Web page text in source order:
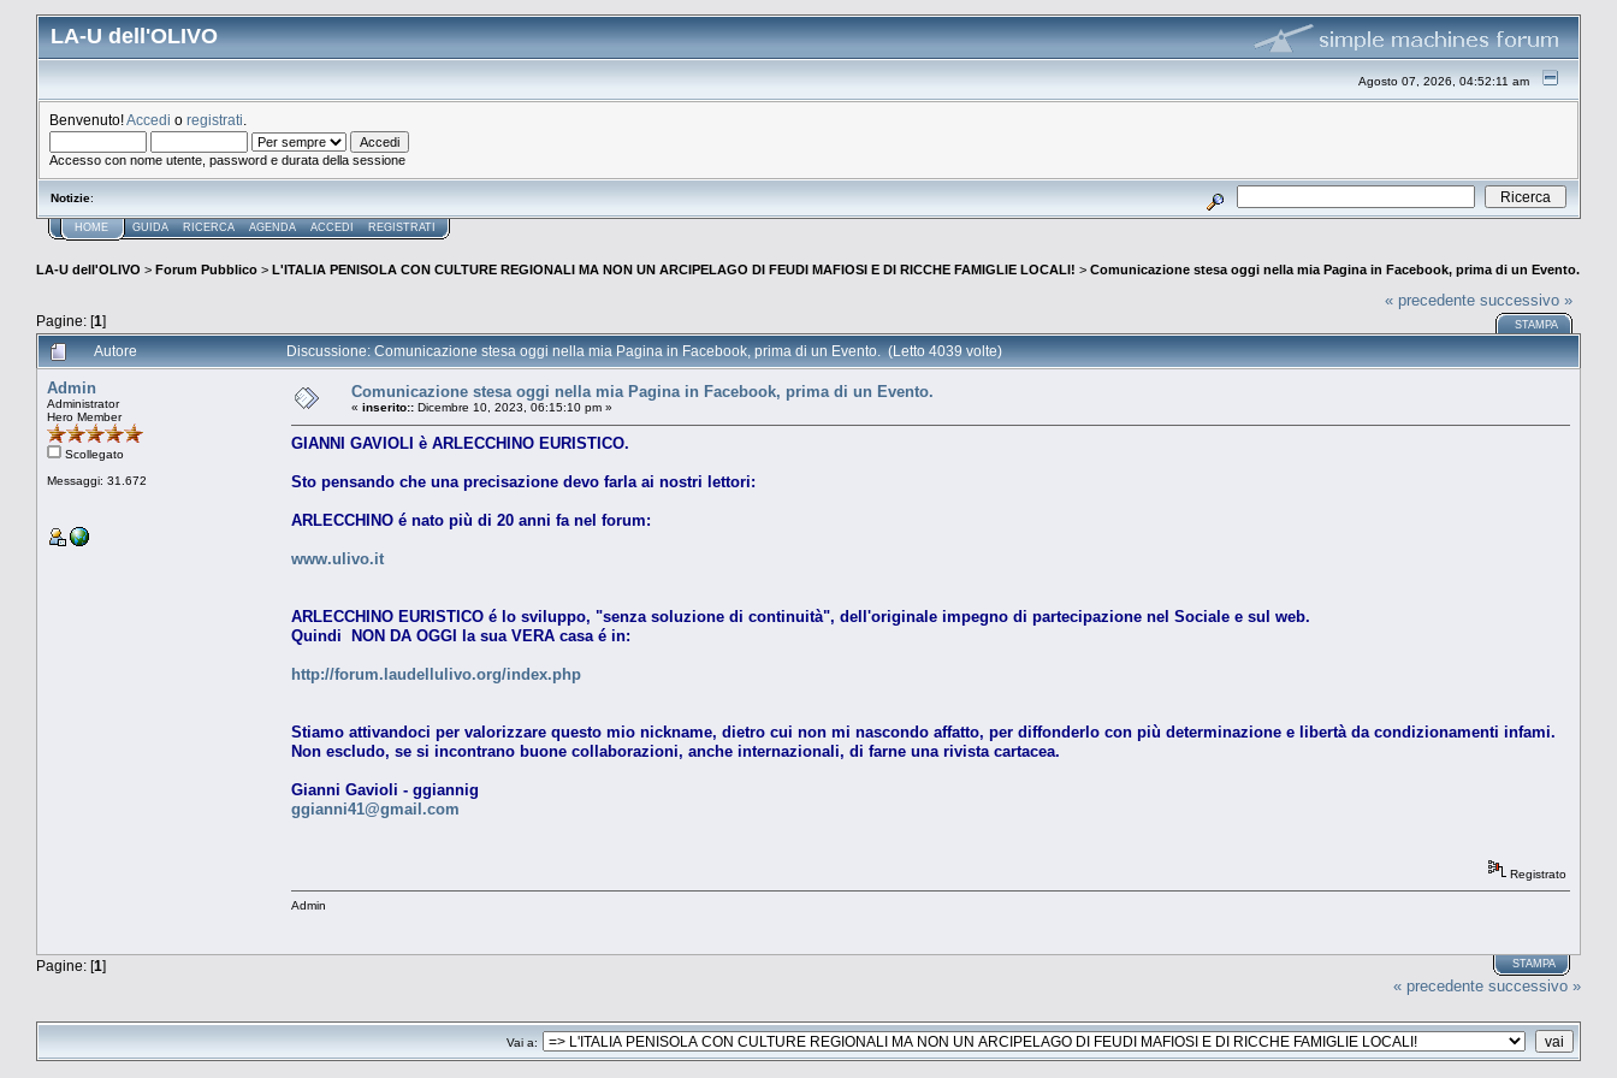
LA-U dell'OLIVO
Agosto 07, 2026, 04:52:11 am
Benvenuto!Accedi o registrati
Accesso con nome utente, password e durata della sessione
Notizie:
HOME GUIDA RICERCA AGENDA ACCEDI REGISTRATI
LA-U dell'OLIVO > Forum Pubblico > L'ITALIA PENISOLA CON CULTURE REGIONALI MA NON UN ARCIPELAGO DI FEUDI MAFIOSI E DI RICCHE FAMIGLIE LOCALI! > Comunicazione stesa oggi nella mia Pagina in Facebook, prima di un Evento.
Pagine: [1]
« precedente successivo »
STAMPA
Autore Discussione: Comunicazione stesa oggi nella mia Pagina in Facebook, prima di un Evento. (Letto 4039 volte)
Admin
Administrator
Hero Member
Scollegato
Messaggi: 31.672
Comunicazione stesa oggi nella mia Pagina in Facebook, prima di un Evento.
« inserito:: Dicembre 10, 2023, 06:15:10 pm »
GIANNI GAVIOLI è ARLECCHINO EURISTICO.
Sto pensando che una precisazione devo farla ai nostri lettori:
ARLECCHINO é nato più di 20 anni fa nel forum:
www.ulivo.it
ARLECCHINO EURISTICO é lo sviluppo, "senza soluzione di continuità", dell'originale impegno di partecipazione nel Sociale e sul web.
Quindi NON DA OGGI la sua VERA casa é in:
http://forum.laudellulivo.org/index.php
Stiamo attivandoci per valorizzare questo mio nickname, dietro cui non mi nascondo affatto, per diffonderlo con più determinazione e libertà da condizionamenti infami.
Non escludo, se si incontrano buone collaborazioni, anche internazionali, di farne una rivista cartacea.
Gianni Gavioli - ggiannig
ggianni41@gmail.com
Registrato
Admin
Pagine: [1] STAMPA
« precedente successivo »
Vai a: